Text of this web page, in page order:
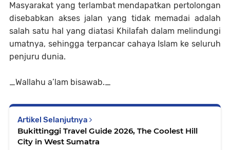
Masyarakat yang terlambat mendapatkan pertolongan
disebabkan akses jalan yang tidak memadai adalah
salah satu hal yang diatasi Khilafah dalam melindungi
umatnya, sehingga terpancar cahaya Islam ke seluruh
penjuru dunia.
_Wallahu a’lam bisawab._
Artikel Selanjutnya
Bukittinggi Travel Guide 2026, The Coolest Hill
City in West Sumatra